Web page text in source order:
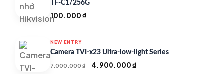
TF-C1/256G
100.000₫
NEW ENTRY
Camera TVI-x23 Ultra-low-light Series
7.000.000₫
Giá
4.900.000₫